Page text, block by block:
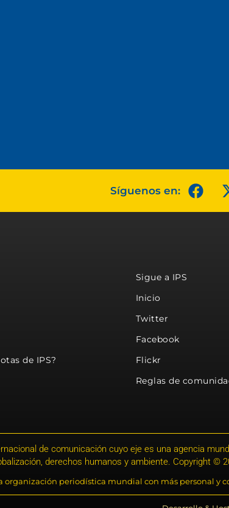
Síguenos en:
de IPS?
Sigue a IPS
Inicio
Twitter
Facebook
Flickr
Reglas de
de comunicación cuyo eje es una agencia
derechos humanos y ambiente. Copyright ©
organización periodística mundial con más personal y